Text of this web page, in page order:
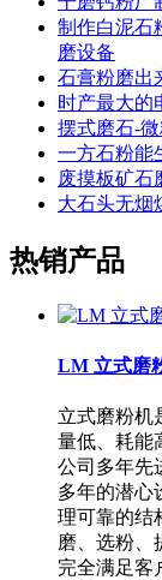
制作白泥石
磨设备
石膏粉磨出
时产最大的
摆式磨石-
一方石粉能
废摸板矿石
大石头无烟
热销产品
LM 立式磨
立式磨粉机
量低、耗能
公司多年先
多年的潜心
理可靠的结
磨、选粉、
完全满足客